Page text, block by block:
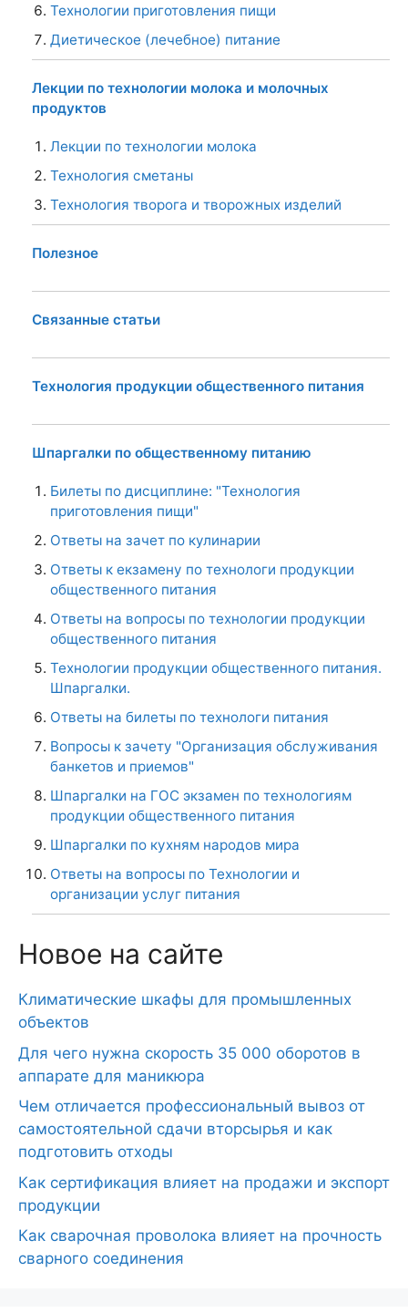
Технологии приготовления пищи
Диетическое (лечебное) питание
Лекции по технологии молока и молочных
продуктов
Лекции по технологии молока
Технология сметаны
Технология творога и творожных изделий
Полезное
Связанные статьи
Технология продукции общественного питания
Шпаргалки по общественному питанию
Билеты по дисциплине: "Технология
приготовления пищи"
Ответы на зачет по кулинарии
Ответы к екзамену по технологи продукции
общественного питания
Ответы на вопросы по технологии продукции
общественного питания
Технологии продукции общественного питания.
Шпаргалки.
Ответы на билеты по технологи питания
Вопросы к зачету "Организация обслуживания
банкетов и приемов"
Шпаргалки на ГОС экзамен по технологиям
продукции общественного питания
Шпаргалки по кухням народов мира
Ответы на вопросы по Технологии и
организации услуг питания
Новое на сайте
Климатические шкафы для промышленных
объектов
Для чего нужна скорость 35 000 оборотов в
аппарате для маникюра
Чем отличается профессиональный вывоз от
самостоятельной сдачи вторсырья и как
подготовить отходы
Как сертификация влияет на продажи и экспорт
продукции
Как сварочная проволока влияет на прочность
сварного соединения